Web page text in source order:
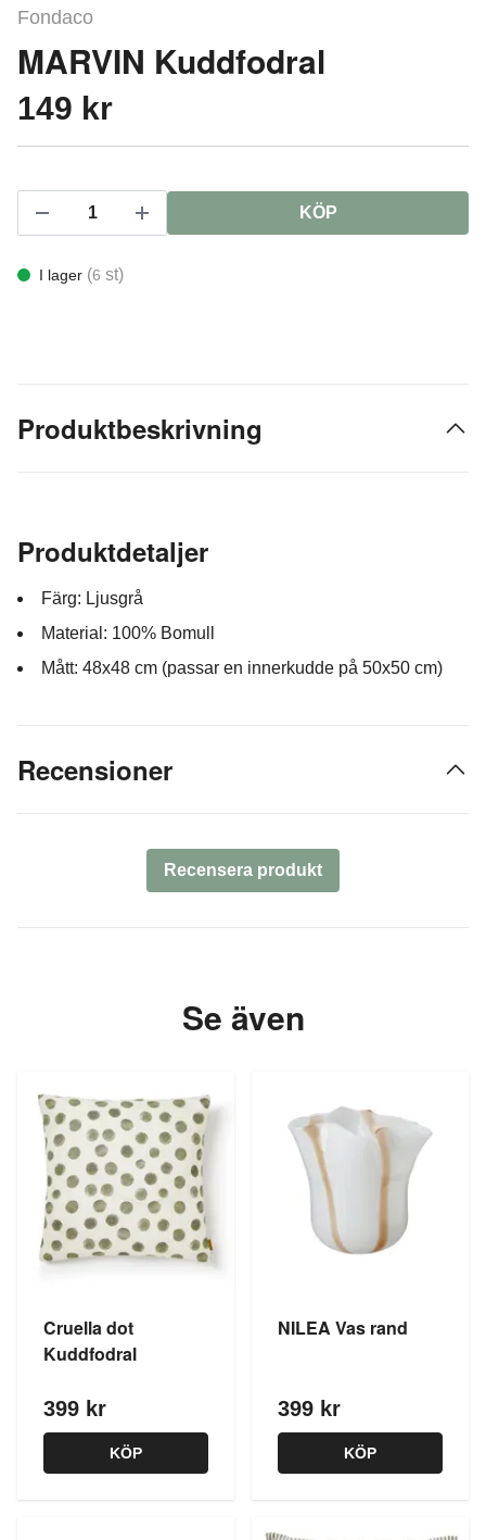
Fondaco
MARVIN Kuddfodral
149 kr
KÖP
I lager (6 st)
Produktbeskrivning
Produktdetaljer
Färg: Ljusgrå
Material: 100% Bomull
Mått: 48x48 cm (passar en innerkudde på 50x50 cm)
Recensioner
Recensera produkt
Se även
Cruella dot
Kuddfodral
399 kr
KÖP
NILEA Vas rand
399 kr
KÖP